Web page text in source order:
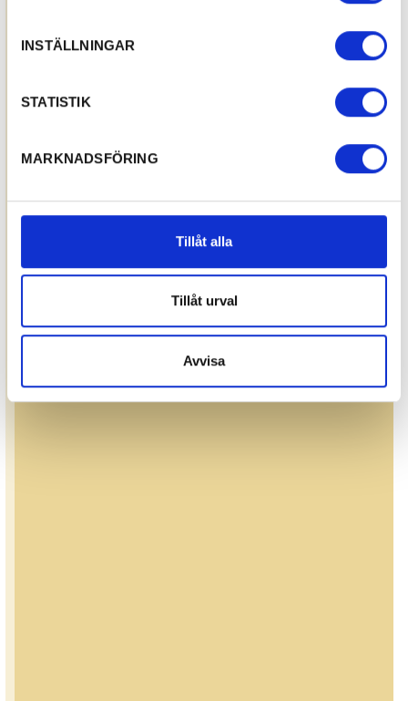
INSTÄLLNINGAR
STATISTIK
MARKNADSFÖRING
Tillåt alla
Tillåt urval
Avvisa